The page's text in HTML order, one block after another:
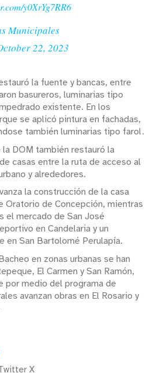
y0XrYg7RR6
Municipales
22, 2023
la fuente y bancas, entre
basureros, luminarias tipo
existente. En los
se aplicó pintura en fachadas,
también luminarias tipo farol.
DOM también restauró la
casas entre la ruta de acceso al
y alrededores.
la construcción de la casa
Oratorio de Concepción, mientras
el mercado de San José
en Candelaria y un
en San Bartolomé Perulapía.
en zonas urbanas se han
El Carmen y San Ramón,
por medio del programa de
avanzan obras en El Rosario y
X